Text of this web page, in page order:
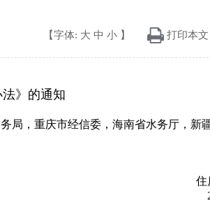
【字体: 大 中 小 】 打印本文
》的通知
局，重庆市经信委，海南省水务厅，新
住